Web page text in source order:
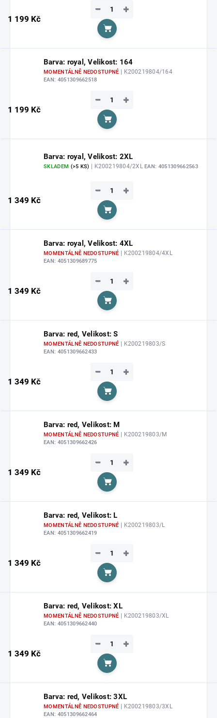
1 199 Kč
+
−
Do košíku
Barva: royal, Velikost: 164
MOMENTÁLNĚ NEDOSTUPNÉ | K200219804/164
EAN: 4051309662518
1 199 Kč
+
−
Do košíku
Barva: royal, Velikost: 2XL
SKLADEM (>5 KS) | K200219804/2XLEAN: 4051309662563
1 349 Kč
+
−
Do košíku
Barva: royal, Velikost: 4XL
MOMENTÁLNĚ NEDOSTUPNÉ | K200219804/4XL
EAN: 4051309689775
1 349 Kč
+
−
Do košíku
Barva: red, Velikost: S
MOMENTÁLNĚ NEDOSTUPNÉ | K200219803/S
EAN: 4051309662433
1 349 Kč
+
−
Do košíku
Barva: red, Velikost: M
MOMENTÁLNĚ NEDOSTUPNÉ | K200219803/M
EAN: 4051309662426
1 349 Kč
+
−
Do košíku
Barva: red, Velikost: L
MOMENTÁLNĚ NEDOSTUPNÉ | K200219803/L
EAN: 4051309662419
1 349 Kč
+
−
Do košíku
Barva: red, Velikost: XL
MOMENTÁLNĚ NEDOSTUPNÉ | K200219803/XL
EAN: 4051309662440
1 349 Kč
+
−
Do košíku
Barva: red, Velikost: 3XL
MOMENTÁLNĚ NEDOSTUPNÉ | K200219803/3XL
EAN: 4051309662464